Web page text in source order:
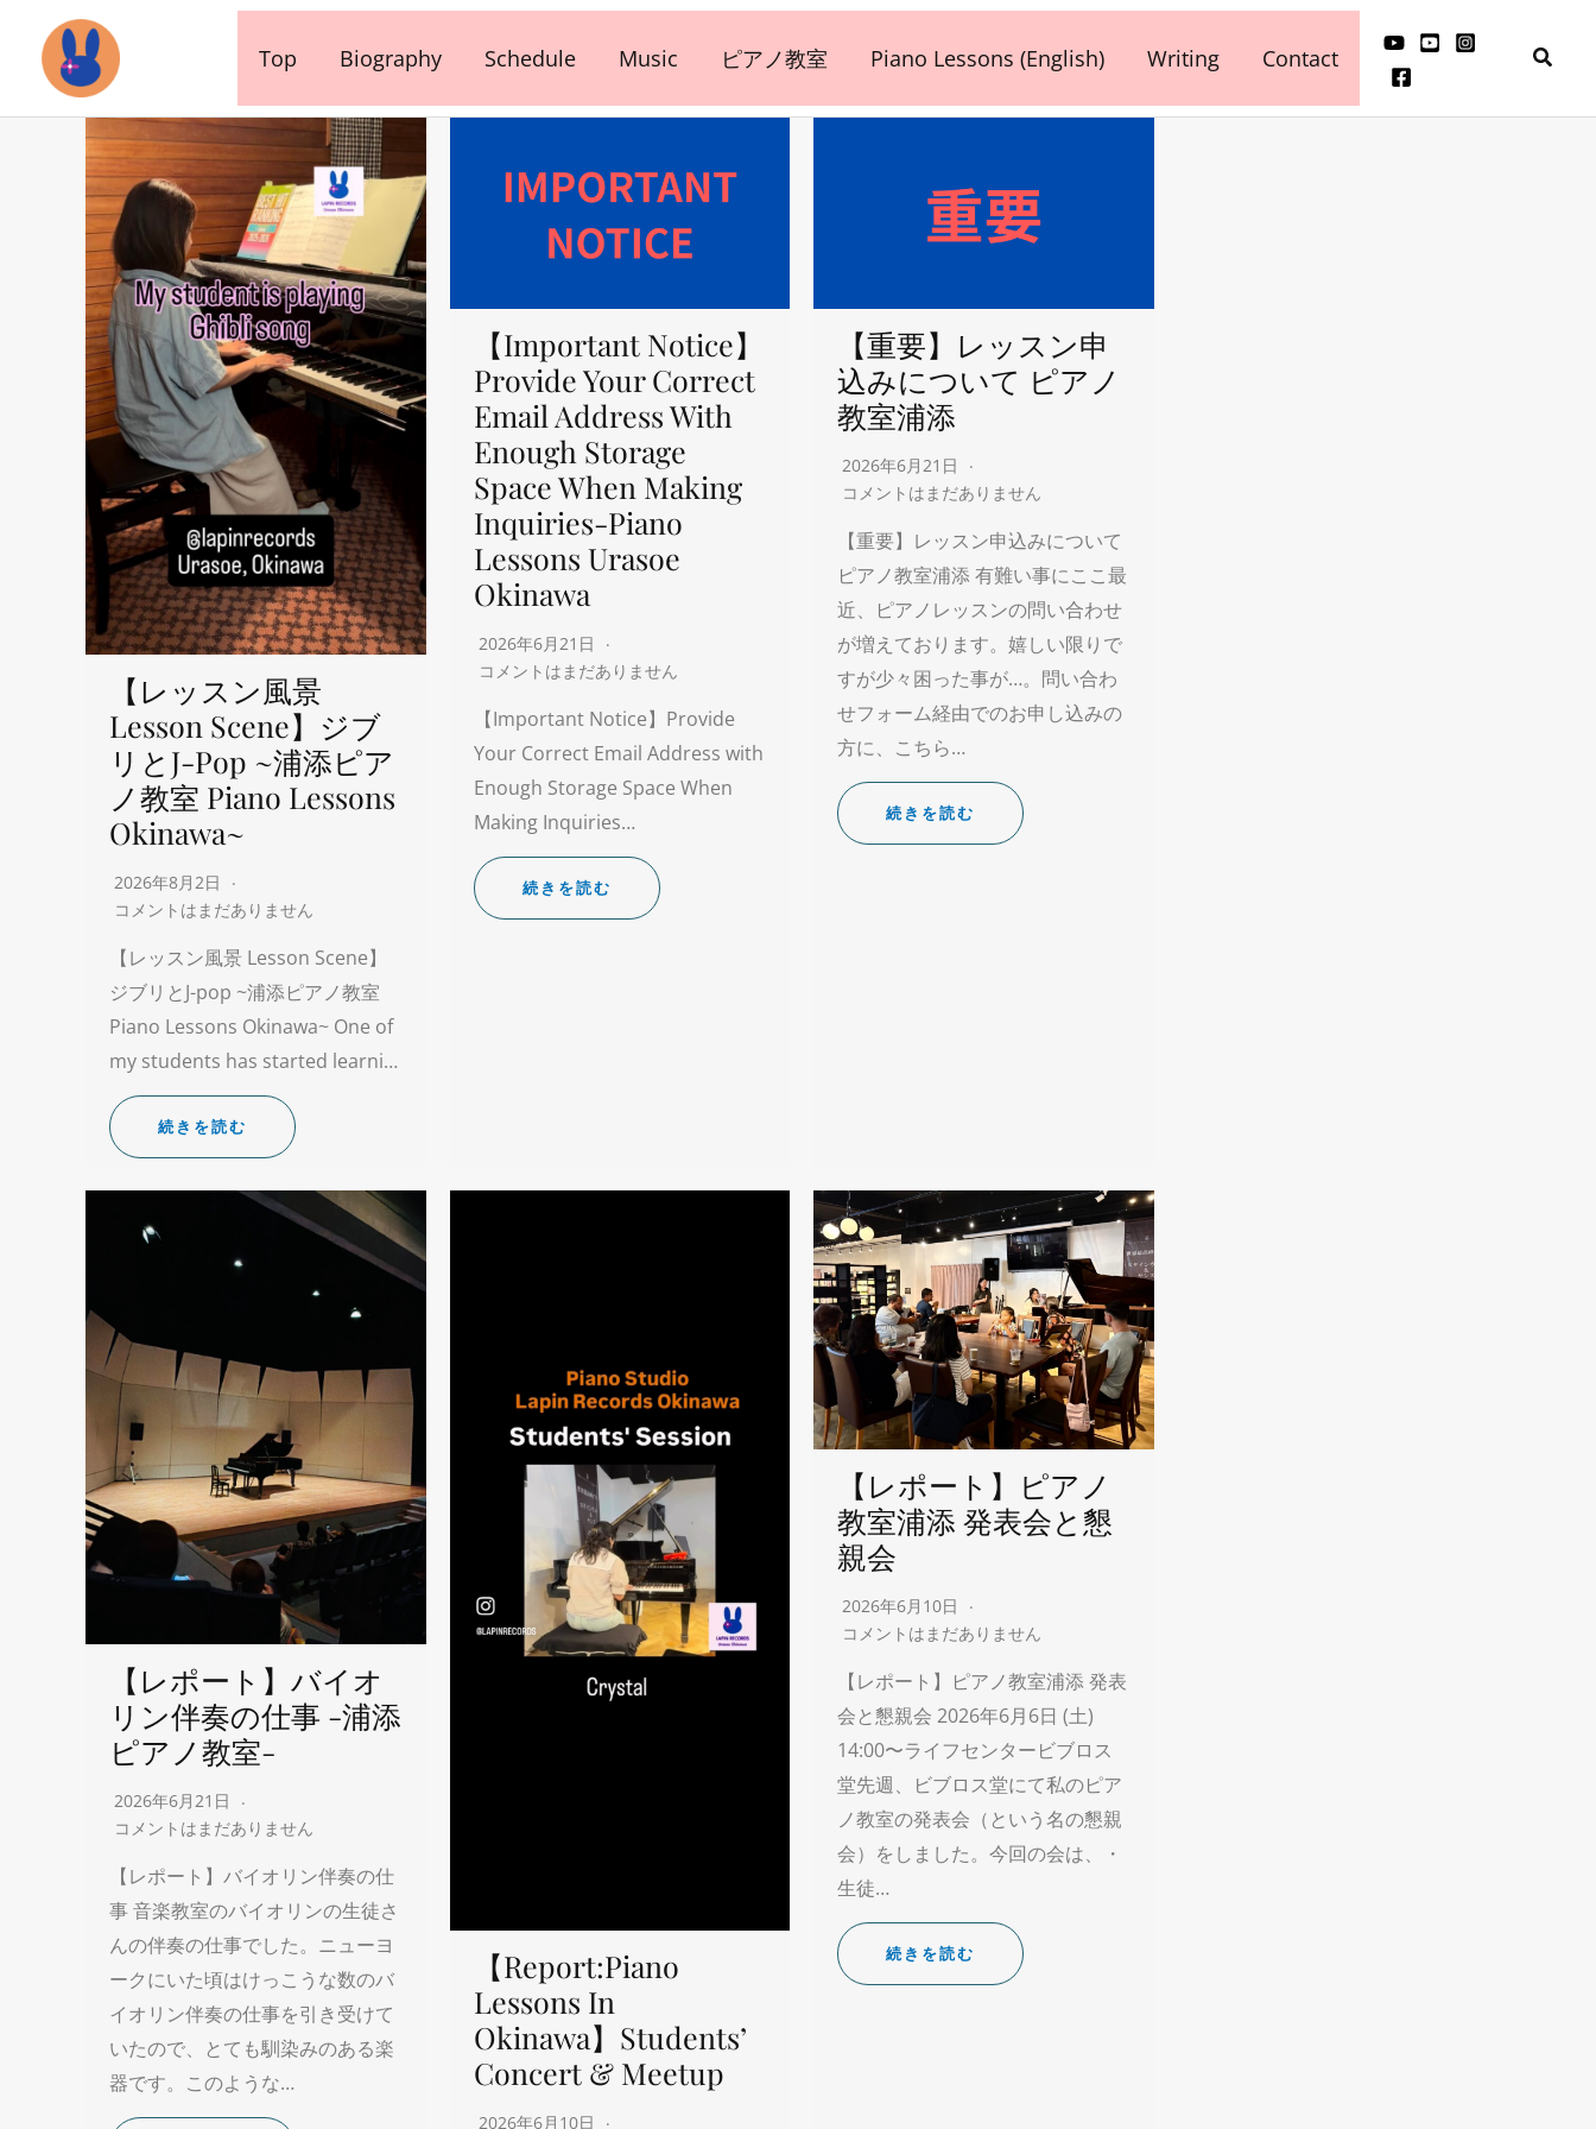
ス
Top Biography Schedule Music ピアノ教室 Piano Lessons (English) Writing Contact
検
【レッスン風景
Lesson Scene】ジブ
リとJ-Pop ~浦添ピア
ノ教室 Piano Lessons
Okinawa~
2026年8月2日
コメントはまだありません
【レッスン風景 Lesson Scene】
ジブリとJ-pop ~浦添ピアノ教室
Piano Lessons Okinawa~ One of
my students has started learni…
続きを読む
【Important Notice】
Provide Your Correct
Email Address With
Enough Storage
Space When Making
Inquiries-Piano
Lessons Urasoe
Okinawa
2026年6月21日
コメントはまだありません
【Important Notice】Provide
Your Correct Email Address with
Enough Storage Space When
Making Inquiries…
続きを読む
【重要】レッスン申
込みについて ピアノ
教室浦添
2026年6月21日
コメントはまだありません
【重要】レッスン申込みについて
ピアノ教室浦添 有難い事にここ最
近、ピアノレッスンの問い合わせ
が増えております。嬉しい限りで
すが少々困った事が…。問い合わ
せフォーム経由でのお申し込みの
方に、こちら…
続きを読む
【レポート】バイオ
リン伴奏の仕事 -浦添
ピアノ教室-
2026年6月21日
コメントはまだありません
【レポート】バイオリン伴奏の仕
事 音楽教室のバイオリンの生徒さ
んの伴奏の仕事でした。ニューヨ
ークにいた頃はけっこうな数のバ
イオリン伴奏の仕事を引き受けて
いたので、とても馴染みのある楽
器です。このような…
【Report:Piano
Lessons In
Okinawa】Students’
Concert & Meetup
2026年6月10日
【レポート】ピアノ
教室浦添 発表会と懇
親会
2026年6月10日
コメントはまだありません
【レポート】ピアノ教室浦添 発表
会と懇親会 2026年6月6日 (土)
14:00〜ライフセンタービブロス
堂先週、ビブロス堂にて私のピア
ノ教室の発表会（という名の懇親
会）をしました。今回の会は、・
生徒…
続きを読む